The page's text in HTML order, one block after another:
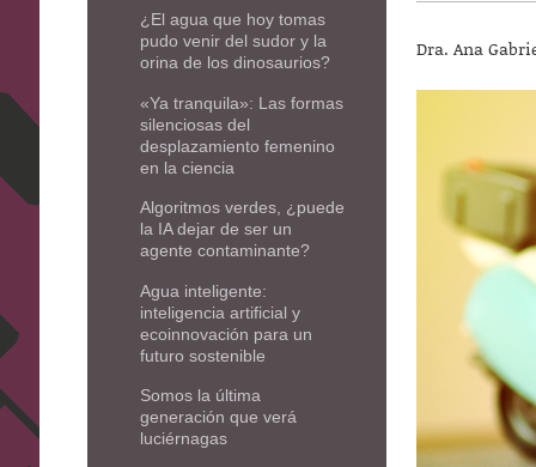
Dra. Ana
¿El agua que hoy tomas
pudo venir del sudor y la
orina de los dinosaurios?
«Ya tranquila»: Las formas
silenciosas del
desplazamiento femenino
en la ciencia
Algoritmos verdes, ¿puede
la IA dejar de ser un
agente contaminante?
Agua inteligente:
inteligencia artificial y
ecoinnovación para un
futuro sostenible
Somos la última
generación que verá
luciérnagas